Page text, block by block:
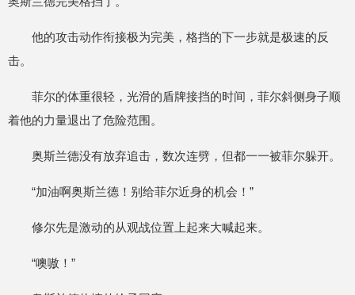
他的攻击动作衔接极为完美，格挡的下一步就是极速的反
击。
菲尔的体重很轻，光滑的盾牌接挡的时间，菲尔斜侧身子顺
着他的力量退出了危险范围。
奥斯兰德没有放弃追击，数次连劈，但都一一被菲尔躲开。
“加油啊奥斯兰德！别给菲尔近身的机会！”
修尔先是激动的从观战位置上起来大喊起来。
“噢嗷！”